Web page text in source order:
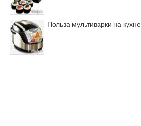
Польза мультиварки на кухне